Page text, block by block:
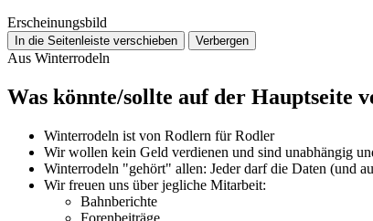
Erscheinungsbild
In die Seitenleiste verschieben Verbergen
Aus Winterrodeln
Was könnte/sollte auf der Hauptseite
Winterrodeln ist von Rodlern für Rodler
Wir wollen kein Geld verdienen und sind unabhängig
Winterrodeln "gehört" allen: Jeder darf die Daten (und
Wir freuen uns über jegliche Mitarbeit:
Bahnberichte
Forenbeiträge